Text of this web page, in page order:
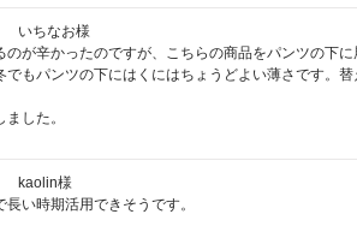
いちなお様
が辛かったのですが、こちらの商品をパンツの下
もパンツの下にはくにはちょうどよい薄さです。
した。
kaolin様
い時期活用できそうです。